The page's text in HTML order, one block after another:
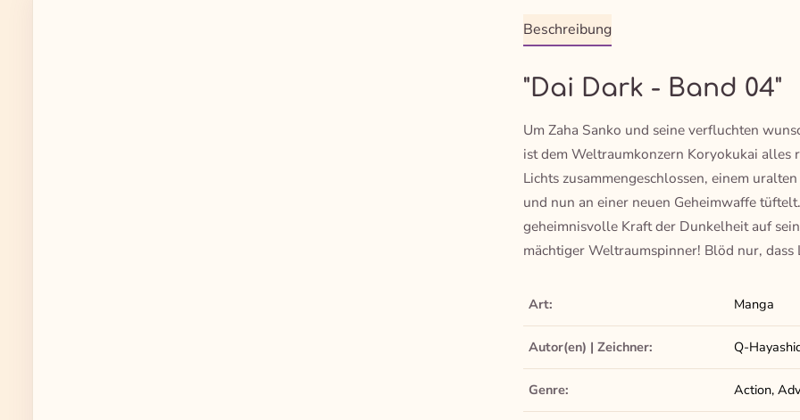
Beschreibung
"Dai Dark - Band 04"
Um Zaha Sanko und seine verfluchten
ist dem Weltraumkonzern Koryokukai alles
Lichts zusammengeschlossen, einem
und nun an einer neuen Geheimwaffe
geheimnisvolle Kraft der Dunkelheit auf
mächtiger Weltraumspinner! Blöd nur,
Art: Manga
Autor(en) | Zeichner: Q-
Genre: Action,